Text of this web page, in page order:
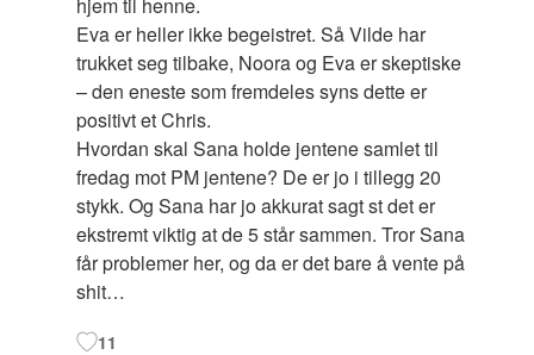
Eva er heller ikke begeistret. Så Vilde har
trukket seg tilbake, Noora og Eva er skeptiske
– den eneste som fremdeles syns dette er
positivt et Chris.
Hvordan skal Sana holde jentene samlet til
fredag mot PM jentene? De er jo i tillegg 20
stykk. Og Sana har jo akkurat sagt st det er
ekstremt viktig at de 5 står sammen. Tror Sana
får problemer her, og da er det bare å vente på
shit…
11